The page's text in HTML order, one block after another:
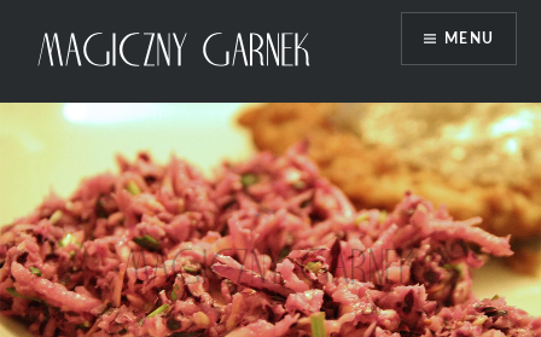
Magiczny Garnek
MENU